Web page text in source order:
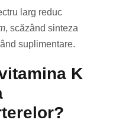
larg reduc
, scăzând sinteza
suplimentare.
K